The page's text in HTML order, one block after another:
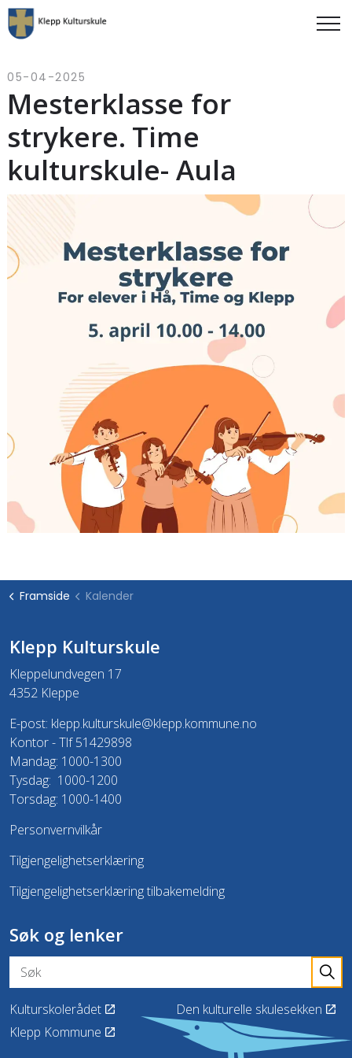
05-04-2025
Mesterklasse for
strykere. Time
kulturskule- Aula
Framside Kalender
Klepp Kulturskule
Kleppelundvegen 17
4352 Kleppe
E-post: klepp.kulturskule@klepp.kommune.no
Kontor - Tlf 51429898
Mandag: 1000-1300
Tysdag: 1000-1200
Torsdag: 1000-1400
Personvernvilkår
Tilgjengelighetserklæring
Tilgjengelighetserklæring tilbakemelding
Søk og lenker
Kulturskolerådet
Den kulturelle skulesekken
Klepp Kommune